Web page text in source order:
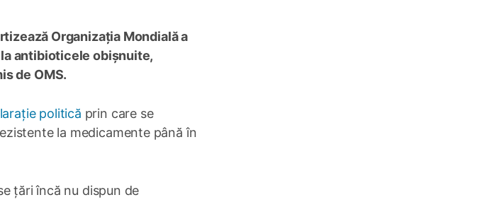
Organizația Mondială a
antibioticele obișnuite,
de OMS.
politică prin care se
la medicamente până în
țări încă nu dispun de